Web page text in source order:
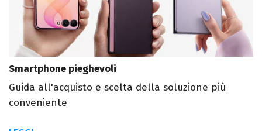
Smartphone pieghevoli
Guida all'acquisto e scelta della soluzione più
conveniente